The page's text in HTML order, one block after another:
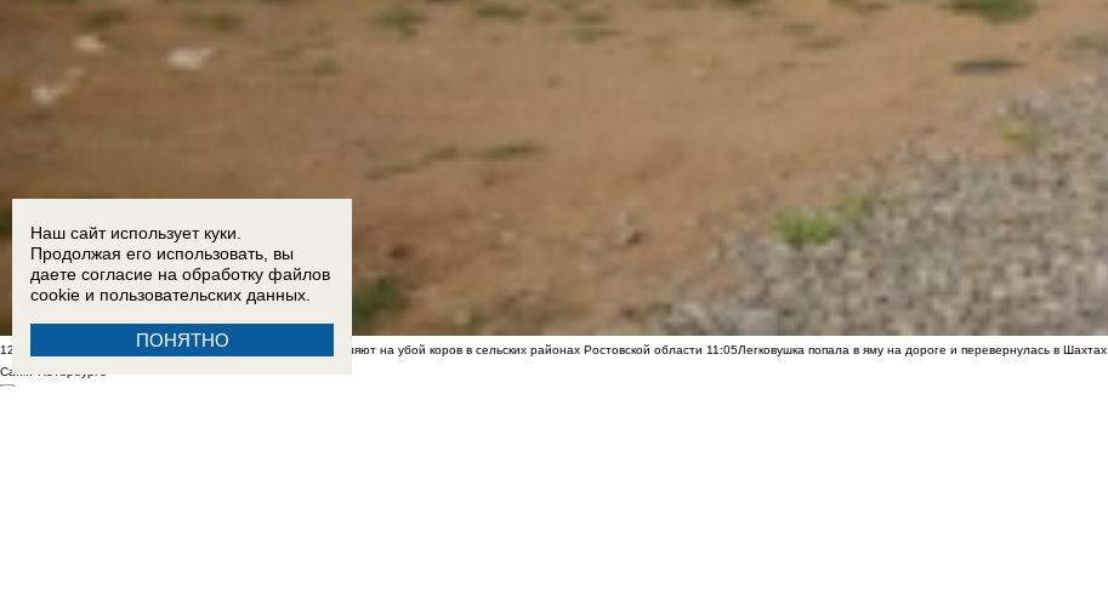
12:24 Где брать молоко?: почему фермеры массово отправляют на убой коров в сельских районах Ростовской области 11:05Легковушка попала в яму на дороге и перевернулась в Шахтах
Санкт-Петербурге
Наш сайт использует куки.
Продолжая его использовать, вы
даете согласие на обработку файлов
cookie и пользовательских данных.
ПОНЯТНО